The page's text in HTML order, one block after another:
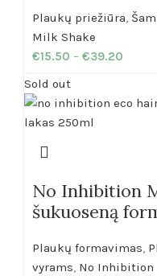
Plaukų priežiūra,
Milk Shake
€15.50 – €39.20
Sold out
No Inhibition
šukuoseną
Plaukų formavimas,
vyrams, No Inhibition